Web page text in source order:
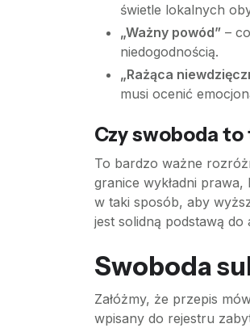
świetle lokalnych
„Ważny powód” –
niedogodnością.
„Rażąca
musi ocenić
Czy swoboda
To bardzo ważne
granice wykładni
w taki sposób, aby
jest solidną podstawą do
Swoboda
Załóżmy, że przepis
wpisany do rejestru